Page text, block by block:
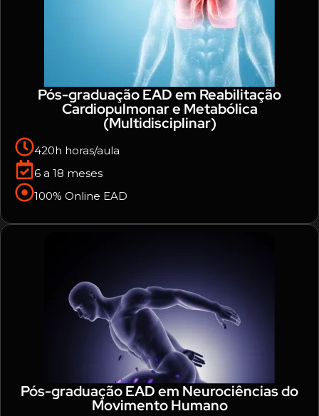
Pós-graduação EAD em Reabilitação
Cardiopulmonar e Metabólica
(Multidisciplinar)
420h horas/aula
6 a 18 meses
100% Online EAD
Pós-graduação EAD em Neurociências do
Movimento Humano